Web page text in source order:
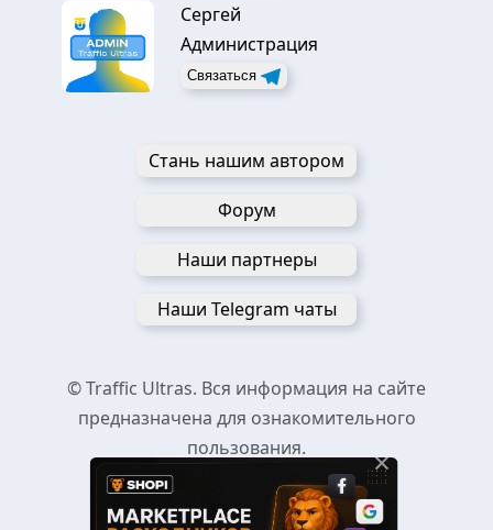
Сергей
Администрация
Связаться
Стань нашим автором
Форум
Наши партнеры
Наши Telegram чаты
© Traffic Ultras. Вся информация на сайте
предназначена для ознакомительного
пользования.
×